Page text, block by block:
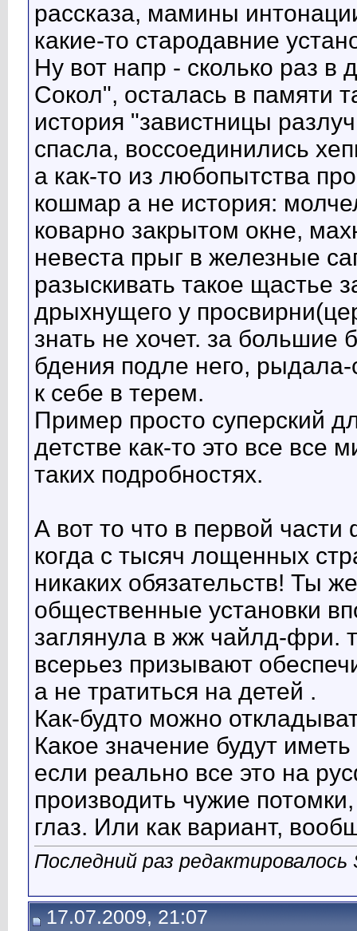
рассказа, мамины
какие-то стародавние
Ну вот напр - сколько раз
Сокол", осталась в памяти
история "завистницы
спасла, воссоединились
а как-то из любопытства
кошмар а не история:
коварно закрытом окне,
невеста прыг в железные
разыскивать такое щастье
дрыхнущего у
знать не хочет. за
бдения подле него,
к себе в терем.
Пример просто суперский
детстве как-то это все все
таких подробностях.
А вот то что в первой
когда с тысяч лощенных
никаких обязательств! Ты
общественные установки
заглянула в жж чайлд-фри.
всерьез призывают
а не тратиться на детей .
Как-будто можно
Какое значение будут
если реально все это на
производить чужие
глаз. Или как вариант,
Последний раз
17.07.2009, 21:07